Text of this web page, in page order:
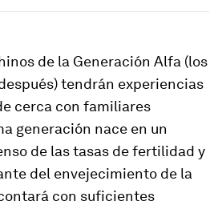
de la Generación Alfa (los
tendrán experiencias
cerca con familiares
generación nace en un
de las tasas de fertilidad y
del envejecimiento de la
con suficientes